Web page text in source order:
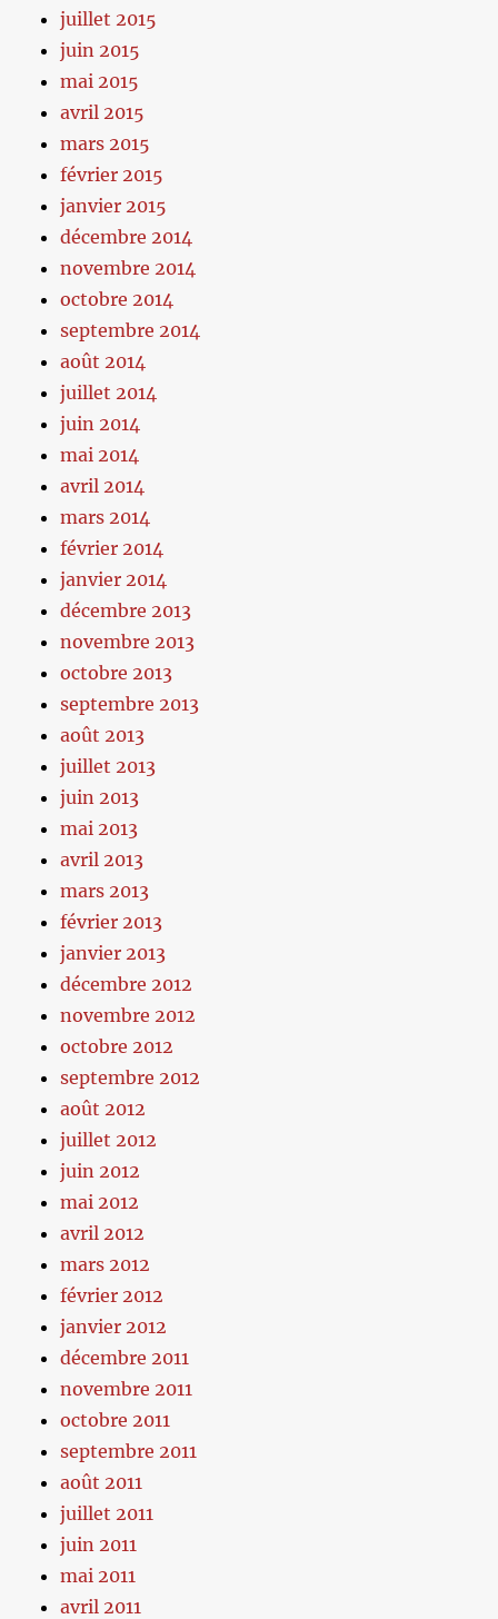
juillet 2015
juin 2015
mai 2015
avril 2015
mars 2015
février 2015
janvier 2015
décembre 2014
novembre 2014
octobre 2014
septembre 2014
août 2014
juillet 2014
juin 2014
mai 2014
avril 2014
mars 2014
février 2014
janvier 2014
décembre 2013
novembre 2013
octobre 2013
septembre 2013
août 2013
juillet 2013
juin 2013
mai 2013
avril 2013
mars 2013
février 2013
janvier 2013
décembre 2012
novembre 2012
octobre 2012
septembre 2012
août 2012
juillet 2012
juin 2012
mai 2012
avril 2012
mars 2012
février 2012
janvier 2012
décembre 2011
novembre 2011
octobre 2011
septembre 2011
août 2011
juillet 2011
juin 2011
mai 2011
avril 2011